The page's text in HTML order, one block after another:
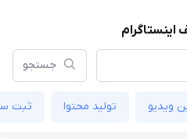
جستجو
ویدیو تولید محتوا ثبت